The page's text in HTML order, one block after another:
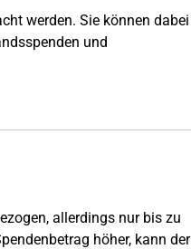
werden. Sie können dabei
und
allerdings nur bis zu
höher, kann der